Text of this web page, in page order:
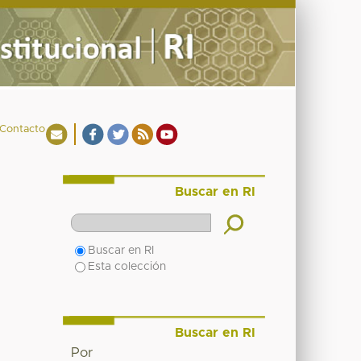
Buscar en RI
Buscar en RI
Esta colección
Buscar en RI
Por